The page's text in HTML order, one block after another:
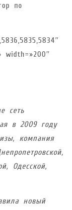
по
width=»200″
сеть
в 2009 году
компания
Одесской,
новый